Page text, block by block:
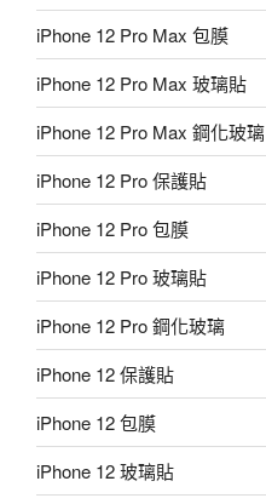
iPhone 12 Pro Max 包膜
iPhone 12 Pro Max 玻璃貼
iPhone 12 Pro Max 鋼化玻璃
iPhone 12 Pro 保護貼
iPhone 12 Pro 包膜
iPhone 12 Pro 玻璃貼
iPhone 12 Pro 鋼化玻璃
iPhone 12 保護貼
iPhone 12 包膜
iPhone 12 玻璃貼